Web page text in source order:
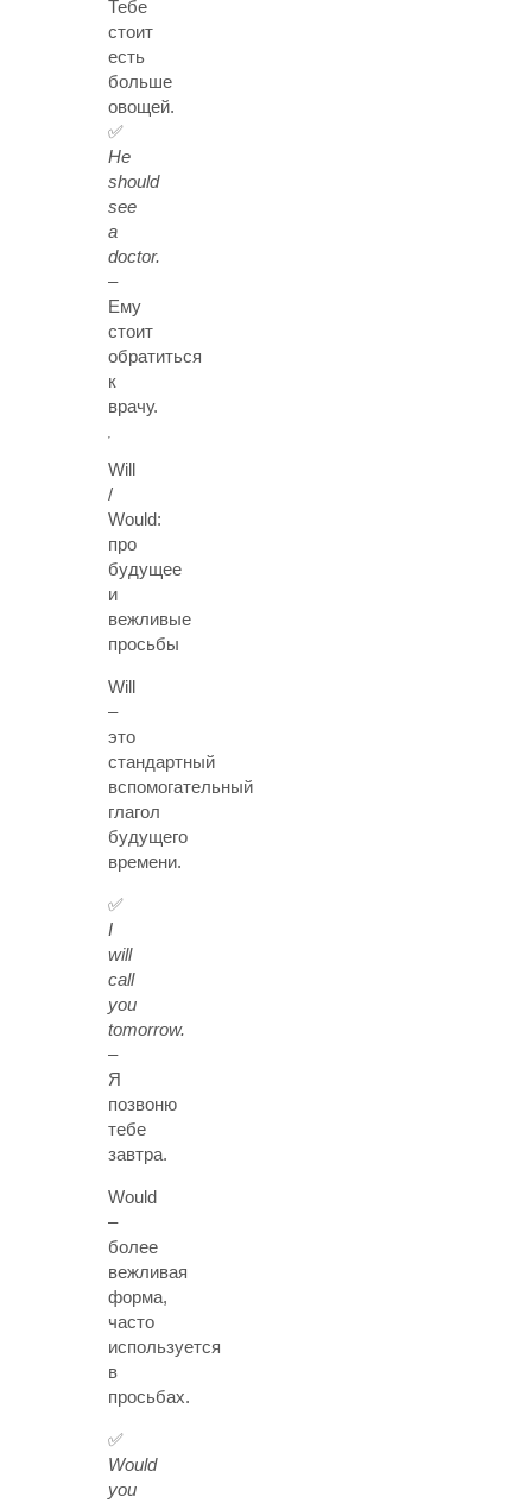
Тебе
стоит
есть
больше
овощей.
✅
He
should
see
a
doctor.
–
Ему
стоит
обратиться
к
врачу.
Will
/
Would:
про
будущее
и
вежливые
просьбы
Will
–
это
стандартный
вспомогательный
глагол
будущего
времени.
✅
I
will
call
you
tomorrow.
–
Я
позвоню
тебе
завтра.
Would
–
более
вежливая
форма,
часто
используется
в
просьбах.
✅
Would
you